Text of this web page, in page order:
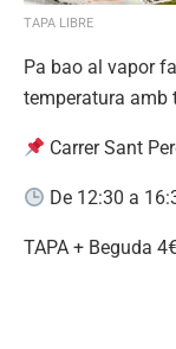
TAPA LIBRE
Pa bao al vapor
temperatura amb
Carrer Sant
De 12:30 a
TAPA + Beguda